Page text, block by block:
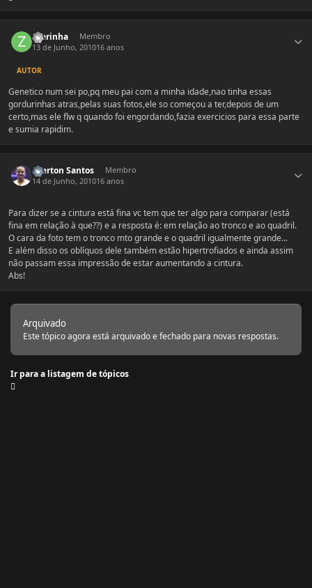
zoerinha
Membro
13 de Junho, 201016 anos
AUTOR
Genetico num sei po,pq meu pai com a minha idade,nao tinha essas
gordurinhas atras,pelas suas fotos,ele so começou a ter,depois de um
certo,mas ele flw q quando foi engordando,fazia exercicios para essa parte
e sumia rapidim.
Everton Santos
Membro
14 de Junho, 201016 anos
Para dizer se a cintura está fina vc tem que ter algo para comparar (está
fina em relação à que??) e a resposta é: em relação ao tronco e ao quadril.
O cara da foto tem o tronco mto grande e o quadril igualmente grande...
E além disso os oblíquos dele também estão hipertrofiados e ainda assim
não passam essa impressão de estar aumentando a cintura.
Abs!
Arquivado
Este tópico agora está arquivado e fechado para novas respostas.
Ir para a listagem de tópicos